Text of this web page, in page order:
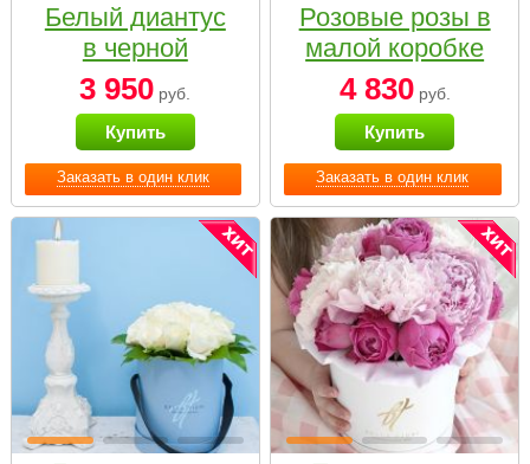
Заказать в один клик
Белый диантус
в черной
коробке Small
3 950 руб.
Купить
Заказать в один клик
Розовые розы в
малой коробке
4 830руб.
Купить